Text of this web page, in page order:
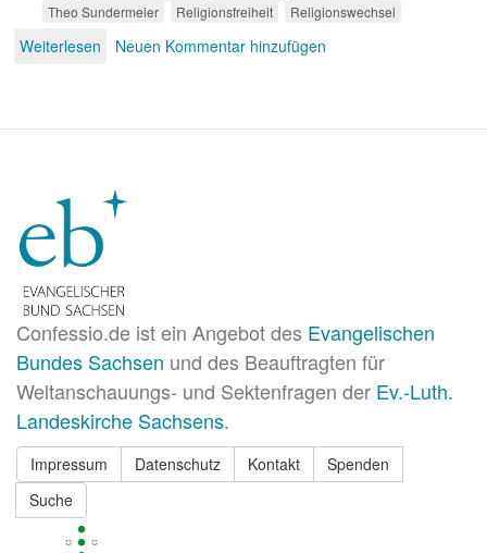
Theo Sundermeier
Religionsfreiheit Religionswechsel
Weiterlesen über
Neuen Kommentar hinzufügen
Confessio.de ist ein Angebot des Evangelischen
Bundes Sachsen und des Beauftragten für
Weltanschauungs- und Sektenfragen der Ev.-Luth.
Landeskirche Sachsens.
Impressum Datenschutz Kontakt
Spenden
Suche